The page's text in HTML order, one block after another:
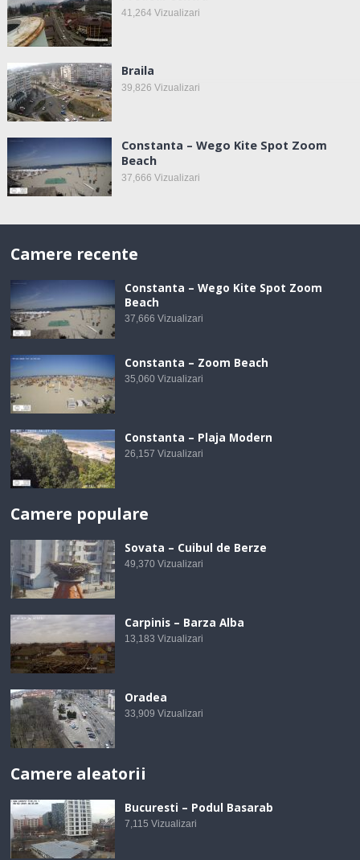
41,264 Vizualizari
Braila
39,826 Vizualizari
Constanta – Wego Kite Spot Zoom
Beach
37,666 Vizualizari
Camere recente
Constanta – Wego Kite Spot Zoom
Beach
37,666 Vizualizari
Constanta – Zoom Beach
35,060 Vizualizari
Constanta – Plaja Modern
26,157 Vizualizari
Camere populare
Sovata – Cuibul de Berze
49,370 Vizualizari
Carpinis – Barza Alba
13,183 Vizualizari
Oradea
33,909 Vizualizari
Camere aleatorii
Bucuresti – Podul Basarab
7,115 Vizualizari